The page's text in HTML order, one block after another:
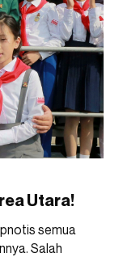
Utara!
semua
Salah